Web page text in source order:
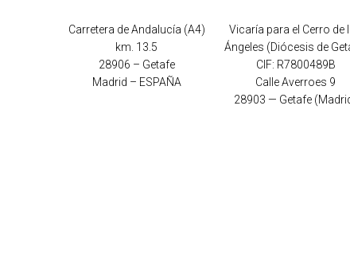
Carretera de Andalucía (A4)
km. 13.5
28906 – Getafe
Madrid – ESPAÑA
Vicaría para el Cerro de
Ángeles (Diócesis de
CIF: R7800489B
Calle Averroes 9
28903 — Getafe